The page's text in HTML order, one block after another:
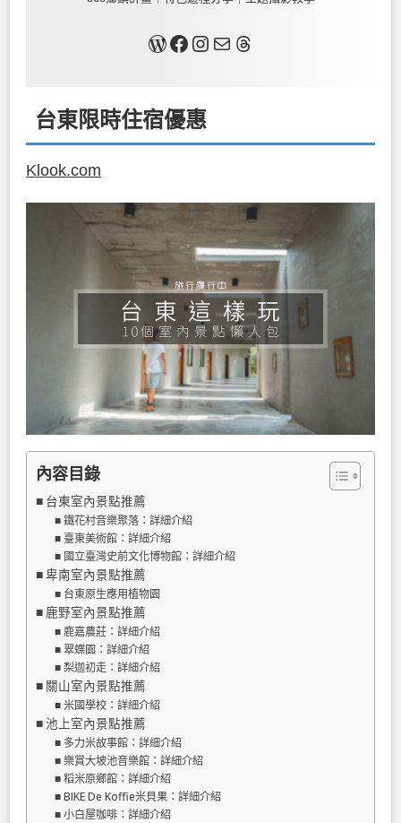
關於我Facebook InstagramMail Threads
台東限時住宿優惠
Klook.com
內容目錄
台東室內景點推薦
鐵花村音樂聚落：詳細介紹
臺東美術館：詳細介紹
國立臺灣史前文化博物館：詳細介紹
卑南室內景點推薦
台東原生應用植物園
鹿野室內景點推薦
鹿嘉農莊：詳細介紹
翠蝶園：詳細介紹
梨迦初走：詳細介紹
關山室內景點推薦
米國學校：詳細介紹
池上室內景點推薦
多力米故事館：詳細介紹
樂賞大坡池音樂館：詳細介紹
稻米原鄉館：詳細介紹
BIKE De Koffie米貝果：詳細介紹
小白屋咖啡：詳細介紹